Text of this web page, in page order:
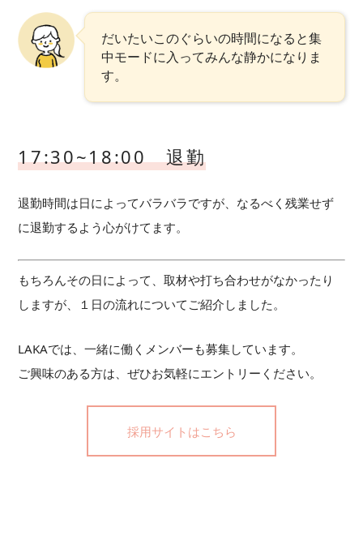
だいたいこのぐらいの時間になると集
中モードに入ってみんな静かになりま
す。
17:30~18:00 退勤
退勤時間は日によってバラバラですが、なるべく残業せず
に退勤するよう心がけてます。
もちろんその日によって、取材や打ち合わせがなかったり
しますが、１日の流れについてご紹介しました。
LAKAでは、一緒に働くメンバーも募集しています。
ご興味のある方は、ぜひお気軽にエントリーください。
採用サイトはこちら